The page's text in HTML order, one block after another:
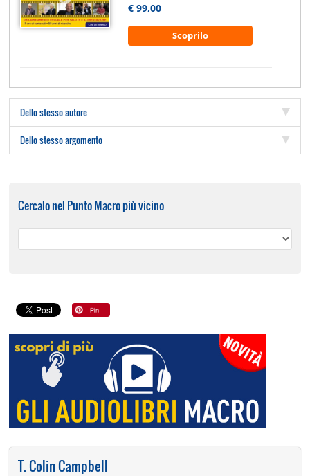
€ 99,00
Scoprilo
Dello stesso autore
Dello stesso argomento
Cercalo nel Punto Macro più vicino
T. Colin Campbell